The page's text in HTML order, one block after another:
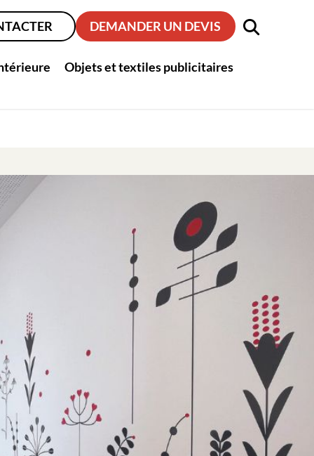
Objets et textiles publicitaires
DEMANDER UN DEVIS